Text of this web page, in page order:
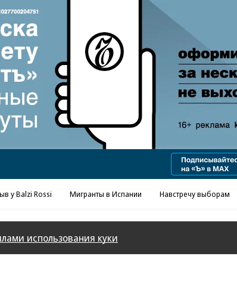
Реклама в «Ъ» www.kommersant.ru/ad
у Balzi Rossi Мигранты в Испании Навстречу выборам
использования куки